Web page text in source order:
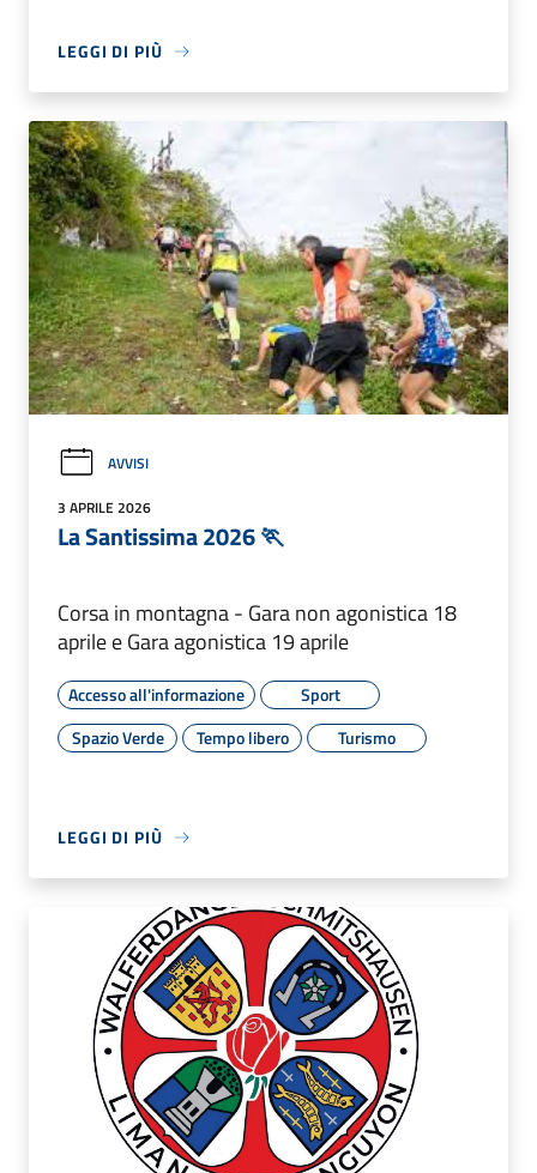
LEGGI DI PIÙ
AVVISI
3 APRILE 2026
La Santissima 2026 🏃
Corsa in montagna - Gara non agonistica 18
aprile e Gara agonistica 19 aprile
Accesso all'informazione
Sport
Spazio Verde
Tempo libero Turismo
LEGGI DI PIÙ